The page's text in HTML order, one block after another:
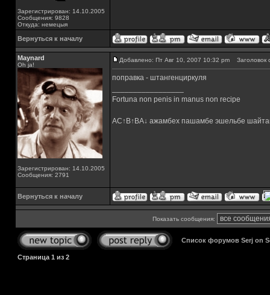
Зарегистрирован: 14.10.2005
Сообщения: 9828
Откуда: немецыя
Вернуться к началу
Maynard
Oh ja!
Зарегистрирован: 14.10.2005
Сообщения: 2791
Добавлено: Пт Авг 10, 2007 10:32 pm Заголовок
поправка - штангенциркуля
Fortuna non penis in manus non recipe
AC↑B↑BA↓ ажамбех пашамбе эшельбе
Вернуться к началу
Показать сообщения:
Список форумов Serj on
Страница 1 из 2